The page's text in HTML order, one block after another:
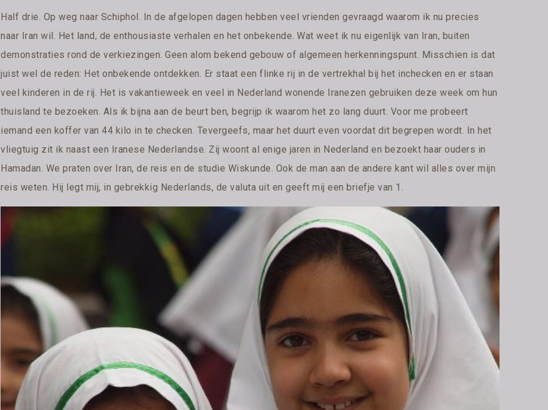
Half drie. Op weg naar Schiphol. In de afgelopen dagen hebben veel vrienden gevraagd waarom ik nu precies
naar Iran wil. Het land, de enthousiaste verhalen en het onbekende. Wat weet ik nu eigenlijk van Iran, buiten
demonstraties rond de verkiezingen. Geen alom bekend gebouw of algemeen herkenningspunt. Misschien is dat
juist wel de reden: Het onbekende ontdekken. Er staat een flinke rij in de vertrekhal bij het inchecken en er staan
veel kinderen in de rij. Het is vakantieweek en veel in Nederland wonende Iranezen gebruiken deze week om hun
thuisland te bezoeken. Als ik bijna aan de beurt ben, begrijp ik waarom het zo lang duurt. Voor me probeert
iemand een koffer van 44 kilo in te checken. Tevergeefs, maar het duurt even voordat dit begrepen wordt. In het
vliegtuig zit ik naast een Iranese Nederlandse. Zij woont al enige jaren in Nederland en bezoekt haar ouders in
Hamadan. We praten over Iran, de reis en de studie Wiskunde. Ook de man aan de andere kant wil alles over mijn
reis weten. Hij legt mij, in gebrekkig Nederlands, de valuta uit en geeft mij een briefje van 1.